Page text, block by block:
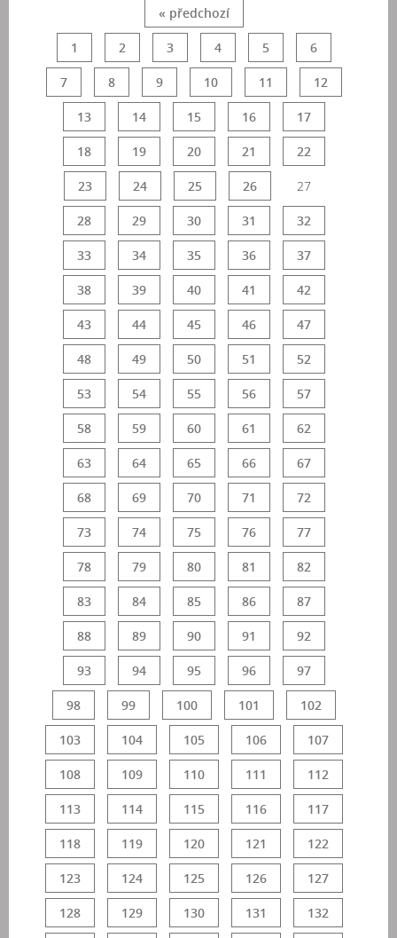
« předchozí
1 2 3 4 5 6
7 8 9 10 11 12
13 14 15 16 17
18 19 20 21 22
23 24 25 26 27
28 29 30 31 32
33 34 35 36 37
38 39 40 41 42
43 44 45 46 47
48 49 50 51 52
53 54 55 56 57
58 59 60 61 62
63 64 65 66 67
68 69 70 71 72
73 74 75 76 77
78 79 80 81 82
83 84 85 86 87
88 89 90 91 92
93 94 95 96 97
98 99 100 101 102
103 104 105 106 107
108 109 110 111 112
113 114 115 116 117
118 119 120 121 122
123 124 125 126 127
128 129 130 131 132